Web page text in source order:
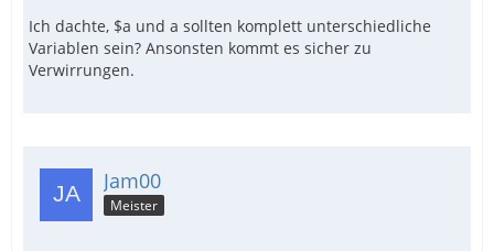
Ich dachte, $a und a sollten komplett unterschiedliche
Variablen sein? Ansonsten kommt es sicher zu
Verwirrungen.
Jam00
Meister